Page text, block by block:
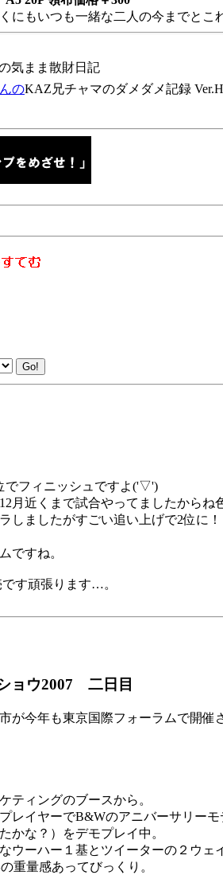
にもいつも一緒な二人の今までと
気まま散財日記
のKAZ兄チャマのダメダメ記録
でフィニッシュですよ('▽')
月近くまで試合やってましたからね
ましたがすごい追い上げで2位に！
ですね。
す頑張ります…。
ョウ2007 二日目
が今年も東京国際フォーラムで開催
ティングのブースから。
レイヤーでB&Wのアニバーサリー
かな？）をデモプレイ中。
ウーハー１基とツイーターの２ウェ
重量感あってびっくり。